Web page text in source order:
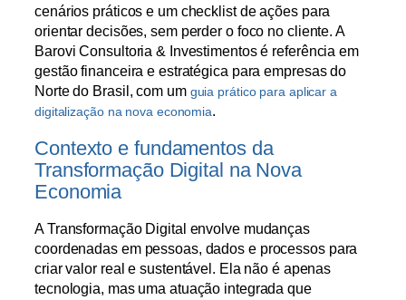
cenários práticos e um checklist de ações para
orientar decisões, sem perder o foco no cliente. A
Barovi Consultoria & Investimentos é referência em
gestão financeira e estratégica para empresas do
Norte do Brasil, com um guia prático para aplicar a
digitalização na nova economia.
Contexto e fundamentos da
Transformação Digital na Nova
Economia
A Transformação Digital envolve mudanças
coordenadas em pessoas, dados e processos para
criar valor real e sustentável. Ela não é apenas
tecnologia, mas uma atuação integrada que